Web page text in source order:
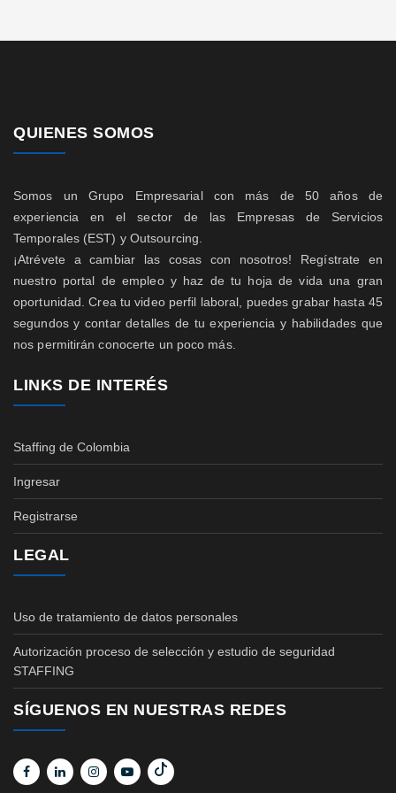
QUIENES SOMOS
Somos un Grupo Empresarial con más de 50 años de
experiencia en el sector de las Empresas de Servicios
Temporales (EST) y Outsourcing.
¡Atrévete a cambiar las cosas con nosotros! Regístrate en
nuestro portal de empleo y haz de tu hoja de vida una gran
oportunidad. Crea tu video perfil laboral, puedes grabar hasta 45
segundos y contar detalles de tu experiencia y habilidades que
nos permitirán conocerte un poco más.
LINKS DE INTERÉS
Staffing de Colombia
Ingresar
Registrarse
LEGAL
Uso de tratamiento de datos personales
Autorización proceso de selección y estudio de seguridad
STAFFING
SÍGUENOS EN NUESTRAS REDES